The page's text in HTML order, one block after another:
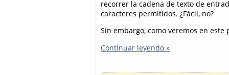
recorrer la cadena de texto de
caracteres permitidos. ¿Fácil, no?
Sin embargo, como veremos en este
Continuar leyendo »